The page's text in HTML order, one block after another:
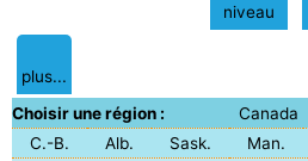
niveau
plus...
Choisir une région :
Canada
C.-B.
Alb. Sask. Man.